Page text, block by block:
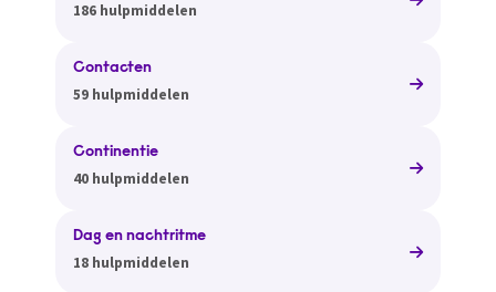
186 hulpmiddelen
Contacten
59 hulpmiddelen
Continentie
40 hulpmiddelen
Dag en nachtritme
18 hulpmiddelen